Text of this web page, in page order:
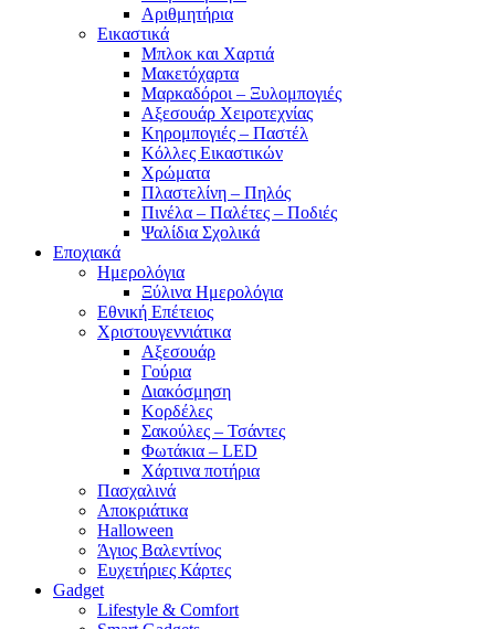
Αριθμητήρια
Εικαστικά
Μπλοκ και Χαρτιά
Μακετόχαρτα
Μαρκαδόροι – Ξυλομπογιές
Αξεσουάρ Χειροτεχνίας
Κηρομπογιές – Παστέλ
Κόλλες Εικαστικών
Χρώματα
Πλαστελίνη – Πηλός
Πινέλα – Παλέτες – Ποδιές
Ψαλίδια Σχολικά
Εποχιακά
Ημερολόγια
Ξύλινα Ημερολόγια
Εθνική Επέτειος
Χριστουγεννιάτικα
Αξεσουάρ
Γούρια
Διακόσμηση
Κορδέλες
Σακούλες – Τσάντες
Φωτάκια – LED
Χάρτινα ποτήρια
Πασχαλινά
Αποκριάτικα
Halloween
Άγιος Βαλεντίνος
Ευχετήριες Κάρτες
Gadget
Lifestyle & Comfort